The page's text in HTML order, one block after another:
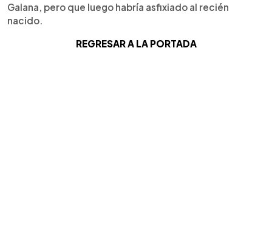
Galana, pero que luego habría asfixiado al recién
nacido.
REGRESAR A LA PORTADA